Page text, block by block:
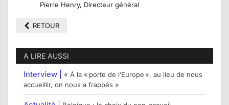
Pierre Henry, Directeur général
RETOUR
A LIRE AUSSI
Interview |
« À la « porte de l’Europe », au lieu de nous
accueillir, on nous a frappés »